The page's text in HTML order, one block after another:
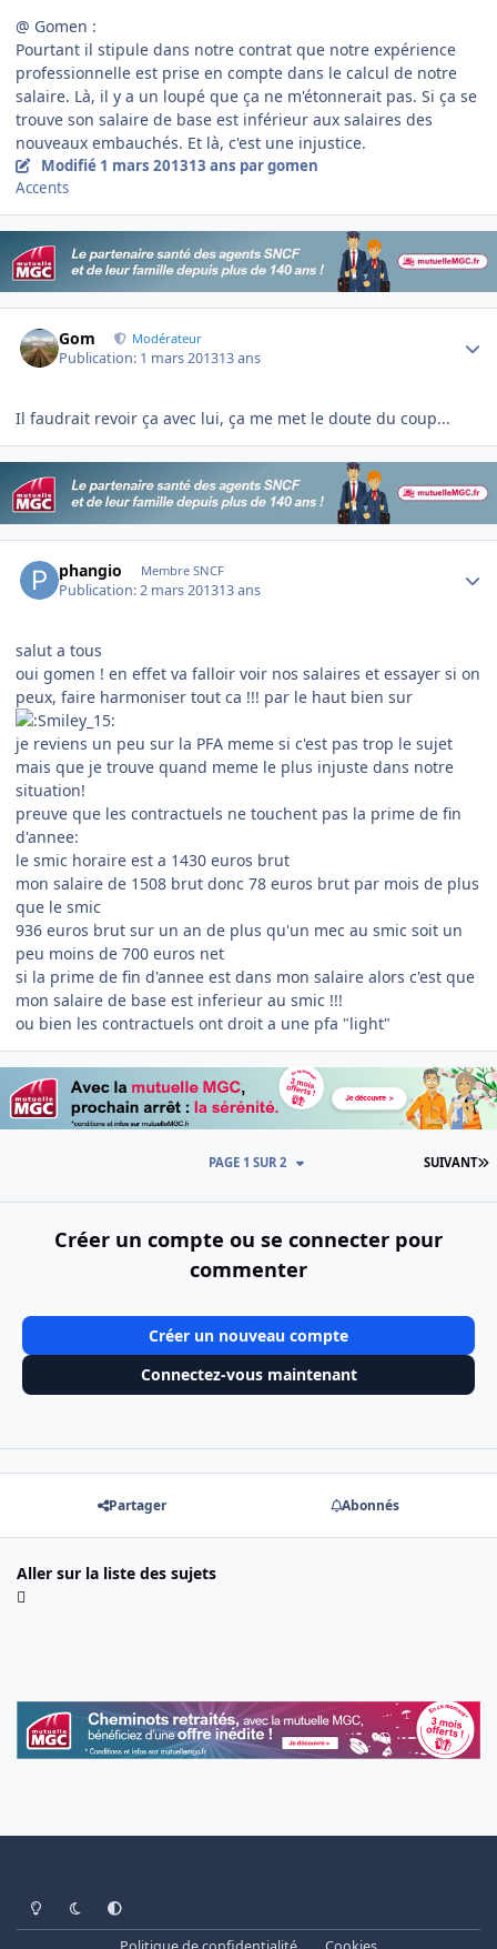
@ Gomen :
Pourtant il stipule dans notre contrat que notre expérience
professionnelle est prise en compte dans le calcul de notre
salaire. Là, il y a un loupé que ça ne m'étonnerait pas. Si ça se
trouve son salaire de base est inférieur aux salaires des
nouveaux embauchés. Et là, c'est une injustice.
Modifié 1 mars 201313 ans par gomen
Accents
Gom Modérateur
Publication: 1 mars 201313 ans
Il faudrait revoir ça avec lui, ça me met le doute du coup...
phangio Membre SNCF
Publication:2 mars 201313 ans
salut a tous
oui gomen ! en effet va falloir voir nos salaires et essayer si on
peux, faire harmoniser tout ca !!! par le haut bien sur
je reviens un peu sur la PFA meme si c'est pas trop le sujet
mais que je trouve quand meme le plus injuste dans notre
situation!
preuve que les contractuels ne touchent pas la prime de fin
d'annee:
le smic horaire est a 1430 euros brut
mon salaire de 1508 brut donc 78 euros brut par mois de plus
que le smic
936 euros brut sur un an de plus qu'un mec au smic soit un
peu moins de 700 euros net
si la prime de fin d'annee est dans mon salaire alors c'est que
mon salaire de base est inferieur au smic !!!
ou bien les contractuels ont droit a une pfa "light"
SUIVANT
PAGE 1 SUR 2
Créer un compte ou se connecter pour
commenter
Créer un nouveau compte
Connectez-vous maintenant
Partager Abonnés
Aller sur la liste des sujets
Light ModeDark ModeSystem Preference